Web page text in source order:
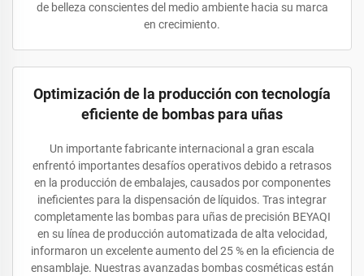
de belleza conscientes del medio ambiente hacia su marca
en crecimiento.
Optimización de la producción con tecnología
eficiente de bombas para uñas
Un importante fabricante internacional a gran escala
enfrentó importantes desafíos operativos debido a retrasos
en la producción de embalajes, causados por componentes
ineficientes para la dispensación de líquidos. Tras integrar
completamente las bombas para uñas de precisión BEYAQI
en su línea de producción automatizada de alta velocidad,
informaron un excelente aumento del 25 % en la eficiencia de
ensamblaje. Nuestras avanzadas bombas cosméticas están